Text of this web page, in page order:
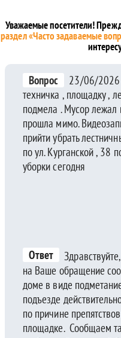
Уважаемые посетители!
раздел «Часто задаваемые
Вопрос
23/06/2026
техничка , площадку ,
подмела . Мусор лежал
прошла мимо.
прийти убрать
по ул. Курганской ,
уборки сегодня
Ответ
на Ваше обращение
доме в виде
подъезде
по причине
площадке. Сообщаем